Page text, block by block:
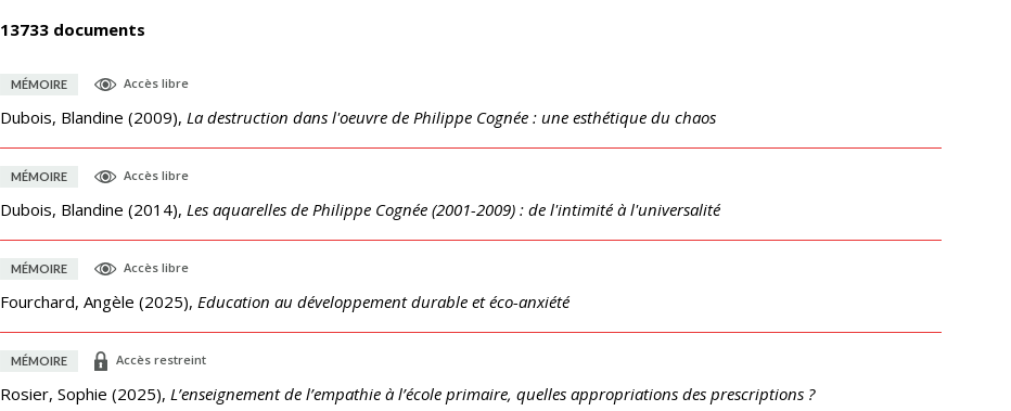
13733 documents
MÉMOIRE Accès libre
Dubois, Blandine (2009), La destruction dans l'oeuvre de Philippe Cognée : une esthétique du chaos
MÉMOIRE Accès libre
Dubois, Blandine (2014), Les aquarelles de Philippe Cognée (2001-2009) : de l'intimité à l'universalité
MÉMOIRE Accès libre
Fourchard, Angèle (2025), Education au développement durable et éco-anxiété
MÉMOIRE Accès restreint
Rosier, Sophie (2025), L’enseignement de l’empathie à l’école primaire, quelles appropriations des prescriptions ?